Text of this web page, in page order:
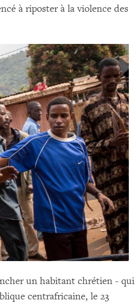
à riposter à la violence des
un habitant chrétien - qui
centrafricaine, le 23